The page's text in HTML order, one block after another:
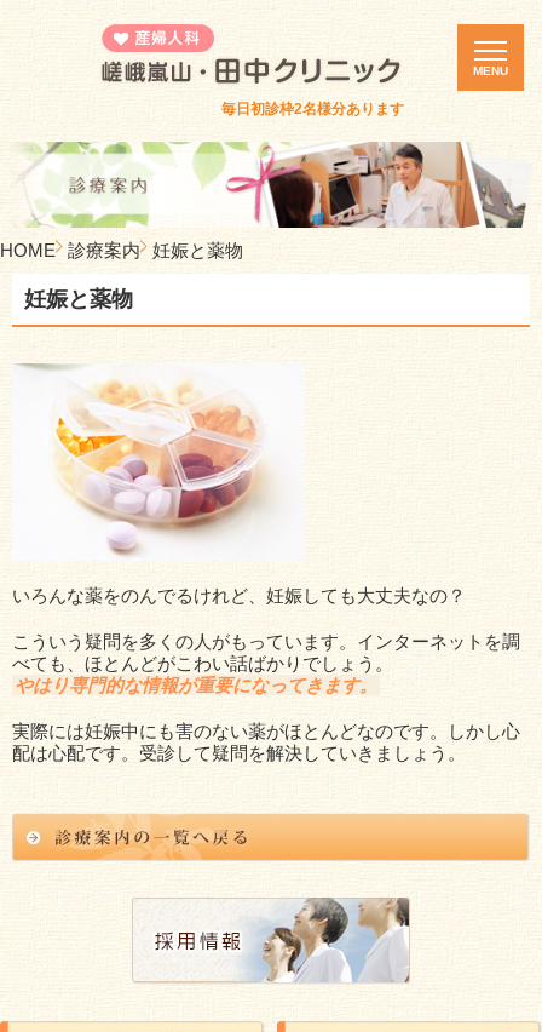
毎日初診枠2名様分あります
MENU
HOME 診療案内 妊娠と薬物
妊娠と薬物
いろんな薬をのんでるけれど、妊娠しても大丈夫なの？
こういう疑問を多くの人がもっています。インターネットを調
べても、ほとんどがこわい話ばかりでしょう。
やはり専門的な情報が重要になってきます。
実際には妊娠中にも害のない薬がほとんどなのです。しかし心
配は心配です。受診して疑問を解決していきましょう。
診療案内
カウンセリング
医院紹介
誕生死セミナー
ピル・緊急避妊ピル
診療時間・アクセス
新着情報
院長ブログ
産婦人科ブログ
リンク
プライバシーポリシー